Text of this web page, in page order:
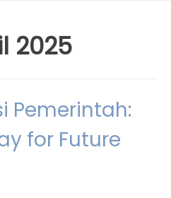
2025
Pemerintah:
for Future